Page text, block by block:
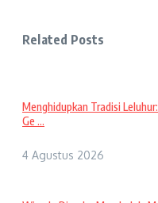
Related Posts
Menghidupkan Tradisi
Ge ...
4 Agustus 2026